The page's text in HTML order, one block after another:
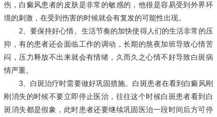
伤，白癜风患者的皮肤是非常的敏感的，他很是容易受到外界环
境的刺激，在受到伤害的时候就会有复发的可能性出现。
2、要保持好心情。生活节奏的加快使得人们的生活非常的压
抑，有的患者还会面临工作的调动，长期的熬夜加班导致心情苦
闷，压力释放不出来就会有情绪，久而久之心情不好导致白斑病
情严重。
3、白斑治疗时需要做好巩固措施。白斑患者在看到白癜风刚
刚消失的时候不要立即停止医治，往往这个时候白斑患者看到白
斑消失都是假象，此时患者还要继续巩固医治一段时间后方可停